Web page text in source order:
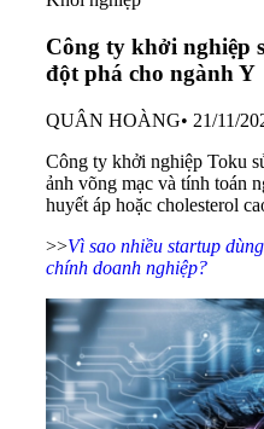
Công ty khởi nghiệp
đột phá cho ngành Y
QUÂN HOÀNG• 21/11/
Công ty khởi nghiệp Toku
ảnh võng mạc và tính toán
huyết áp hoặc cholesterol
>>Vì sao nhiều startup
chính doanh nghiệp?